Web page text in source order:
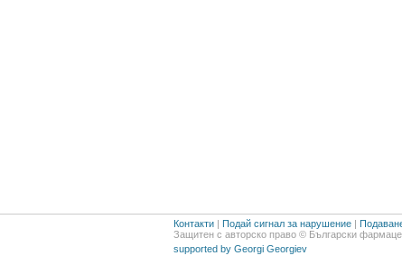
Контакти | Подай сигнал за нарушение |
Защитен с авторско право © Български
supported by Georgi Georgiev